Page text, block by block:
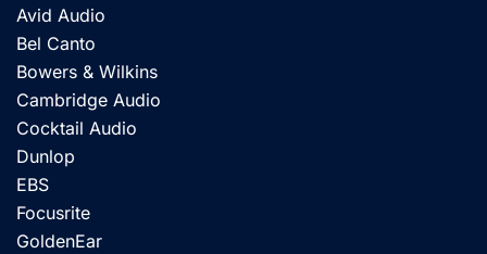
Avid Audio
Bel Canto
Bowers & Wilkins
Cambridge Audio
Cocktail Audio
Dunlop
EBS
Focusrite
GoldenEar